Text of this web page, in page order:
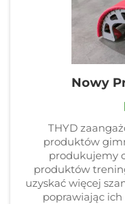
Nowy
THYD
produktów
produkujemy
produktów
uzyskać więcej
poprawiając ich